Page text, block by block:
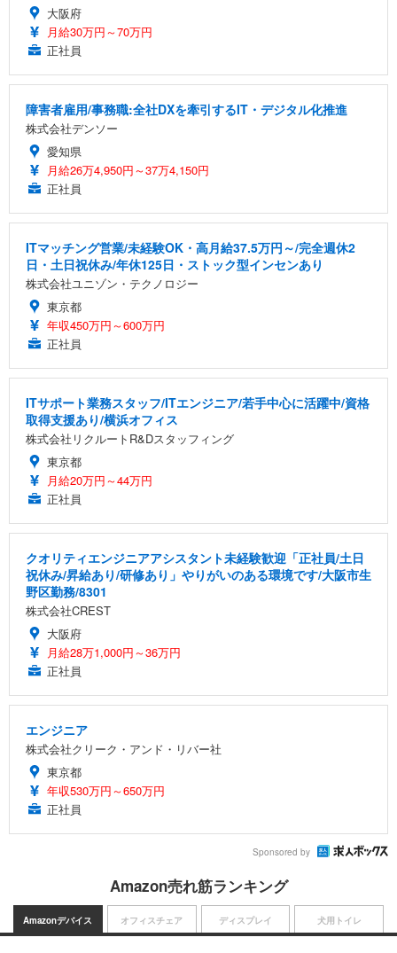
大阪府
月給30万円～70万円
正社員
障害者雇用/事務職:全社DXを牽引するIT・デジタル化推進
株式会社デンソー
愛知県
月給26万4,950円～37万4,150円
正社員
ITマッチング営業/未経験OK・高月給37.5万円～/完全週休2
日・土日祝休み/年休125日・ストック型インセンあり
株式会社ユニゾン・テクノロジー
東京都
年収450万円～600万円
正社員
ITサポート業務スタッフ/ITエンジニア/若手中心に活躍中/資格
取得支援あり/横浜オフィス
株式会社リクルートR&Dスタッフィング
東京都
月給20万円～44万円
正社員
クオリティエンジニアアシスタント未経験歓迎「正社員/土日
祝休み/昇給あり/研修あり」やりがいのある環境です/大阪市生
野区勤務/8301
株式会社CREST
大阪府
月給28万1,000円～36万円
正社員
エンジニア
株式会社クリーク・アンド・リバー社
東京都
年収530万円～650万円
正社員
Sponsored by
Amazon売れ筋ランキング
Amazonデバイス オフィスチェア ディスプレイ 犬用トイレ